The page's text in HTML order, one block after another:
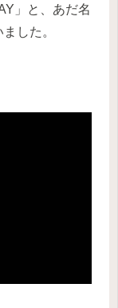
」と、あだ名
した。